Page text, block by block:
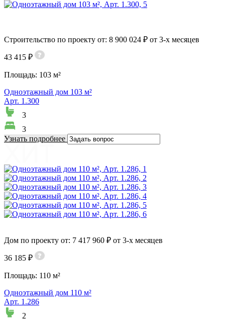
Строительство по проекту от: 8 900 024 ₽ от 3-х месяцев
43 415 ₽
Площадь: 103 м²
Одноэтажный дом 103 м²
Арт. 1.300
3
3
Узнать подробнее
Дом по проекту от: 7 417 960 ₽ от 3-х месяцев
36 185 ₽
Площадь: 110 м²
Одноэтажный дом 110 м²
Арт. 1.286
2